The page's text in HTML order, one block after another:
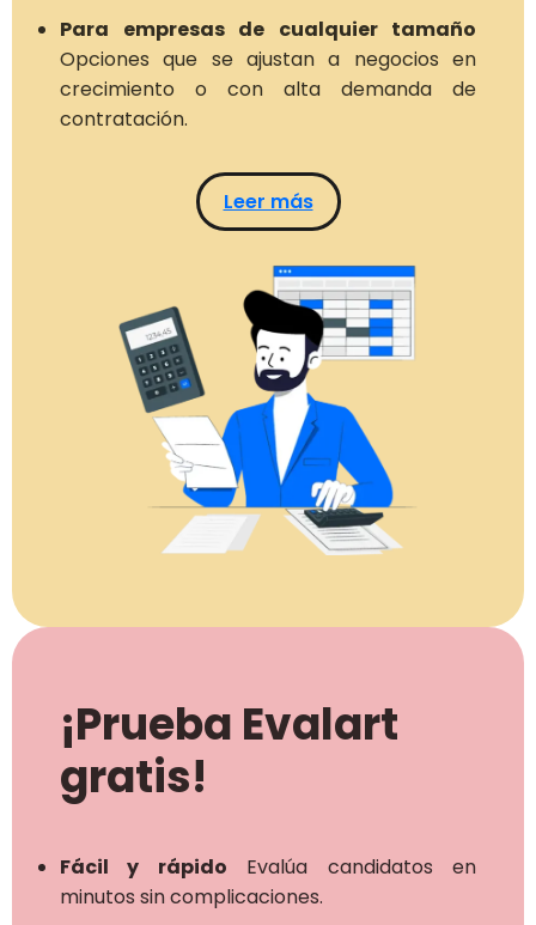
Para empresas de cualquier tamaño
Opciones que se ajustan a negocios en
crecimiento o con alta demanda de
contratación.
Leer más
¡Prueba Evalart
gratis!
Fácil y rápido Evalúa candidatos en
minutos sin complicaciones.